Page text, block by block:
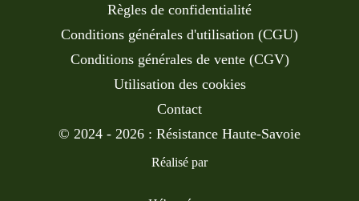
Règles de confidentialité
Conditions générales d'utilisation (CGU)
Conditions générales de vente (CGV)
Utilisation des cookies
Contact
© 2024 - 2026 : Résistance Haute-Savoie
Réalisé par